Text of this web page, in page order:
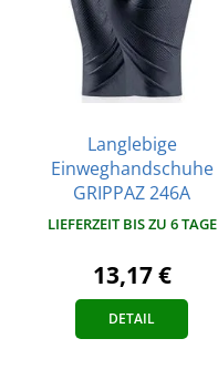
Langlebige
Einweghandschuhe
GRIPPAZ 246A
LIEFERZEIT BIS ZU 6 TAGE
13,17 €
DETAIL